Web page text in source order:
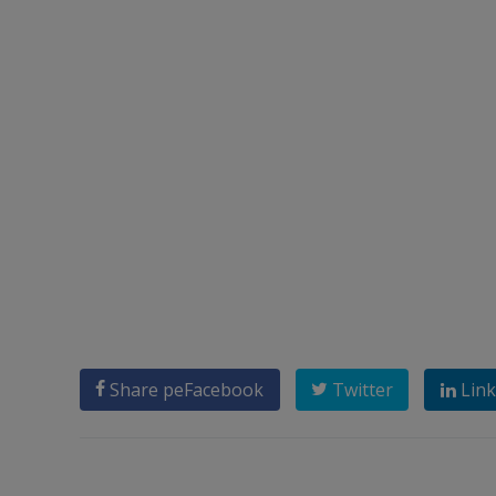
Share peFacebook Twitter